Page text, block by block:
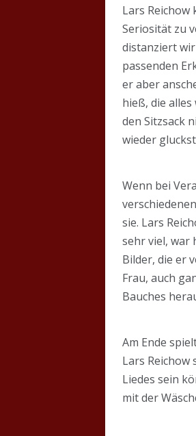
Lars
Seriosität zu
distanziert
passenden
er aber
hieß, die
den Sitzsack
wieder
Wenn bei
sie. Lars
sehr viel, war
Bilder, die er
Frau, auch
Bauches
Am Ende
Lars Reichow
Liedes sein
mit der